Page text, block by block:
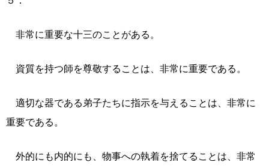
非常に重要な十三のことがある。
資質を持つ師を尊敬することは、非常に重要である。
適切な器である弟子たちに指示を与えることは、非常に
重要である。
外的にも内的にも、物事への執着を捨てることは、非常